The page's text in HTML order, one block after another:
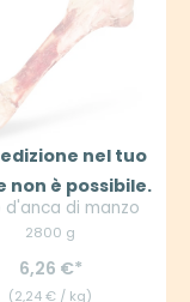
nel tuo
non è possibile.
d'anca di manzo
2800 g
6,26 €
(2,24 € / kg)